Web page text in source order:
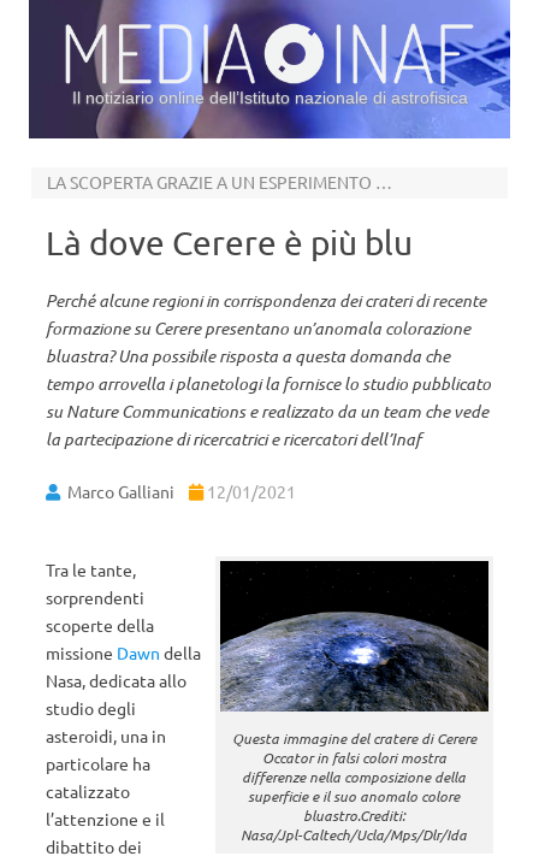
Il notiziario online dell’Istituto nazionale di astrofisica
LA SCOPERTA GRAZIE A UN ESPERIMENTO DI LABORATORIO
Là dove Cerere è più blu
Perché alcune regioni in corrispondenza dei crateri di recente
formazione su Cerere presentano un’anomala colorazione
bluastra? Una possibile risposta a questa domanda che
tempo arrovella i planetologi la fornisce lo studio pubblicato
su Nature Communications e realizzato da un team che vede
la partecipazione di ricercatrici e ricercatori dell’Inaf
Marco Galliani 12/01/2021
Questa immagine del cratere di Cerere
Occator in falsi colori mostra
differenze nella composizione della
superficie e il suo anomalo colore
bluastro.Crediti:
Nasa/Jpl-Caltech/Ucla/Mps/Dlr/Ida
Tra le tante,
sorprendenti
scoperte della
missione Dawn della
Nasa, dedicata allo
studio degli
asteroidi, una in
particolare ha
catalizzato
l’attenzione e il
dibattito dei